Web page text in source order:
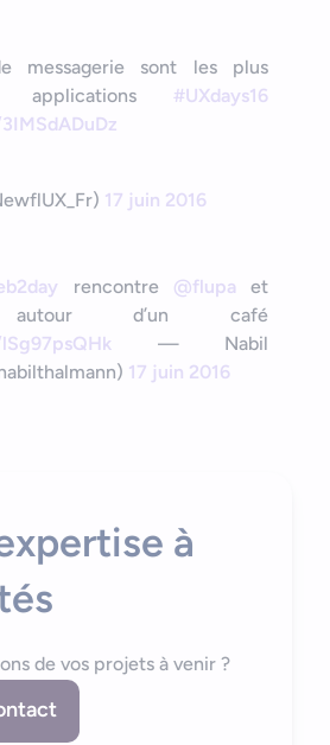
messagerie sont les plus
applications #UXdays16
17 juin 2016
rencontre @flupa et
d’un café
— Nabil
17 juin 2016
à
de vos projets à venir ?